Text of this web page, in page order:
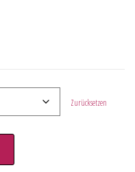
Zurücksetzen